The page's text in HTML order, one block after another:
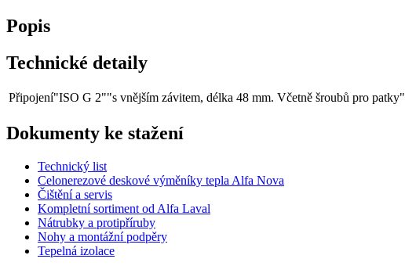
Popis
Technické detaily
Připojení"ISO G 2""s vnějším závitem, délka 48 mm. Včetně šroubů pro patky"
Dokumenty ke stažení
Technický list
Celonerezové deskové výměníky tepla Alfa Nova
Čištění a servis
Kompletní sortiment od Alfa Laval
Nátrubky a protipříruby
Nohy a montážní podpěry
Tepelná izolace